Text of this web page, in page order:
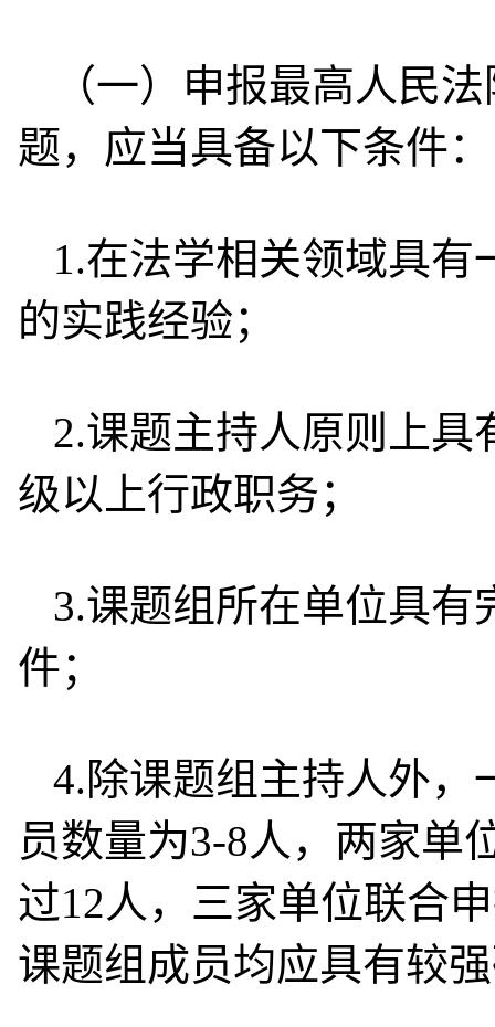
（一）申报最高人民
题，应当具备以下条件：
1.在法学相关领域具
的实践经验；
2.课题主持人原则上
级以上行政职务；
3.课题组所在单位具
件；
4.除课题组主持人外，
员数量为3-8人，两家单
过12人，三家单位联合
课题组成员均应具有较